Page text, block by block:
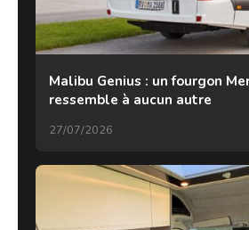
Malibu Genius : un fourgon
ressemble à aucun autre
27/07/2026